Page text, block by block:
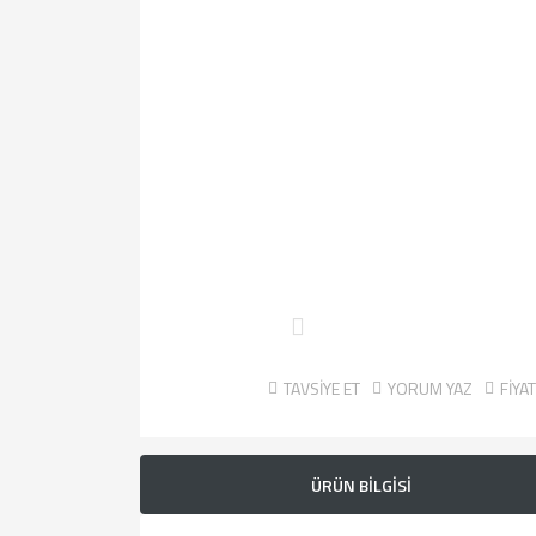
TAVSİYE ET YORUM YAZ
ÜRÜN BİLGİSİ